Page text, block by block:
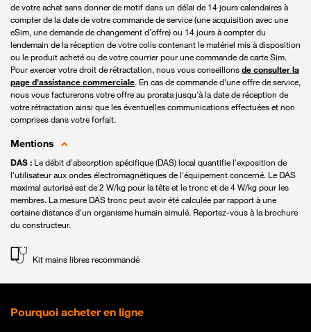
de votre achat sans donner de motif dans un délai de 14 jours calendaires à
compter de la date de votre commande de service (une acquisition avec une
eSim, une demande de changement d’offre) ou 14 jours à compter du
lendemain de la réception de votre colis contenant le matériel mis à disposition
ou le produit acheté ou de votre courrier pour une commande de carte Sim.
Pour exercer votre droit de rétractation, nous vous conseillonsde consulter la
page d'assistance commerciale. En cas de commande d'une offre de service,
nous vous facturerons votre offre au prorata jusqu'à la date de réception de
votre rétractation ainsi que les éventuelles communications effectuées et non
comprises dans votre forfait.
Mentions
DAS : Le débit d'absorption spécifique (DAS) local quantifie l'exposition de
l'utilisateur aux ondes électromagnétiques de l'équipement concerné. Le DAS
maximal autorisé est de 2 W/kg pour la tête et le tronc et de 4 W/kg pour les
membres. La mesure DAS tronc peut avoir été calculée par rapport à une
certaine distance d'un organisme humain simulé. Reportez-vous à la brochure
du constructeur.
Kit mains libres recommandé
Pourquoi acheter en ligne